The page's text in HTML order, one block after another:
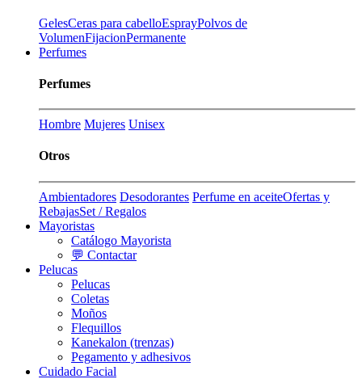
GelesCeras para cabelloEsprayPolvos de
VolumenFijacionPermanente
Perfumes
Perfumes
Hombre Mujeres Unisex
Otros
Ambientadores Desodorantes Perfume en aceiteOfertas y
RebajasSet / Regalos
Mayoristas
Catálogo Mayorista
💬 Contactar
Pelucas
Pelucas
Coletas
Moños
Flequillos
Kanekalon (trenzas)
Pegamento y adhesivos
Cuidado Facial